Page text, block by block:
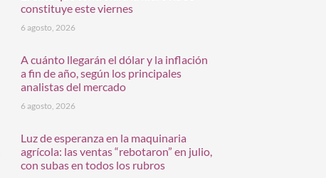
constituye este viernes
6 agosto, 2026
A cuánto llegarán el dólar y la inflación
a fin de año, según los principales
analistas del mercado
6 agosto, 2026
Luz de esperanza en la maquinaria
agrícola: las ventas “rebotaron” en julio,
con subas en todos los rubros